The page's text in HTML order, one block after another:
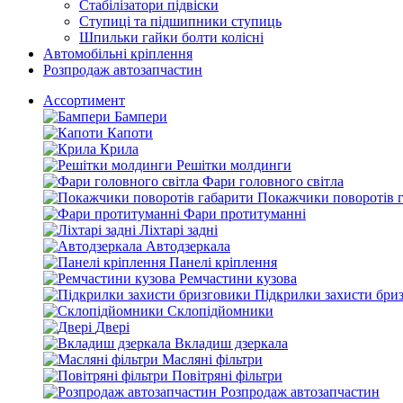
Стабілізатори підвіски
Ступиці та підшипники ступиць
Шпильки гайки болти колісні
Автомобільні кріплення
Розпродаж автозапчастин
Ассортимент
Бампери
Капоти
Крила
Решітки молдинги
Фари головного світла
Покажчики поворотів
Фари протитуманні
Ліхтарі задні
Автодзеркала
Панелі кріплення
Ремчастини кузова
Підкрилки захисти
Склопідйомники
Двері
Вкладиш дзеркала
Масляні фільтри
Повітряні фільтри
Розпродаж автозапчастин